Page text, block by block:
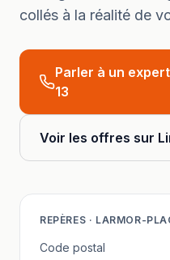
collés à la réalité de
Parler à un
13
Voir les offres sur
REPÈRES · LARMOR-
Code postal